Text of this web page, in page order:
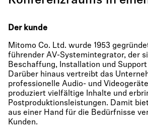
Der kunde
Mitomo Co. Ltd. wurde 1953
führender AV-Systemintegrator, der
Beschaffung, Installation und
Darüber hinaus vertreibt das
professionelle Audio- und
produziert vielfältige Inhalte und
Postproduktionsleistungen. Damit
aus einer Hand für die Bedürfnisse
Kunden.